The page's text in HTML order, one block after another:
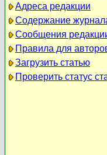
Адреса редакции
Содержание
Сообщения
Правила для
Загрузить статью
Проверить статус